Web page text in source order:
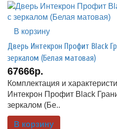
В корзину
Дверь Интекрон Профит Black
зеркалом (Белая матовая)
67666р.
Комплектация и
Интекрон Профит Black
зеркалом (Бе..
В корзину